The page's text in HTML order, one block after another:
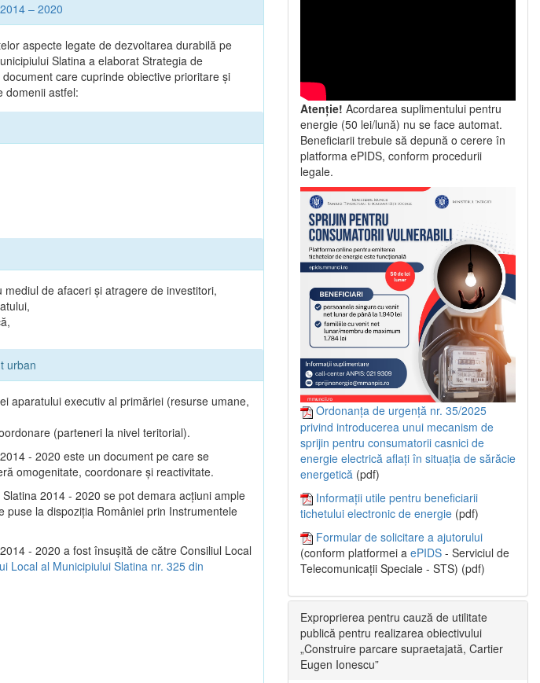
– 2020
aspecte legate de dezvoltarea durabilă pe
Slatina a elaborat Strategia de
care cuprinde obiective prioritare şi
domenii astfel:
de afaceri şi atragere de investitori,
urban
aparatului executiv al primăriei (resurse umane,
(parteneri la nivel teritorial).
- 2020 este un document pe care se
omogenitate, coordonare şi reactivitate.
2014 - 2020 se pot demara acţiuni ample
puse la dispoziţia României prin Instrumentele
- 2020 a fost însuşită de către Consiliul Local
Local al Municipiului Slatina nr. 325 din
Atenție! Acordarea suplimentului pentru
energie (50 lei/lună) nu se face automat.
Beneficiarii trebuie să depună o cerere în
platforma ePIDS, conform procedurii
legale.
Ordonanța de urgență nr. 35/2025
privind introducerea unui mecanism de
sprijin pentru consumatorii casnici de
energie electrică aflați în situația de sărăcie
energetică (pdf)
Informații utile pentru beneficiarii
tichetului electronic de energie (pdf)
Formular de solicitare a ajutorului
(conform platformei a ePIDS - Serviciul de
Telecomunicații Speciale - STS) (pdf)
Exproprierea pentru cauză de utilitate
publică pentru realizarea obiectivului
„Construire parcare supraetajată, Cartier
Eugen Ionescu”